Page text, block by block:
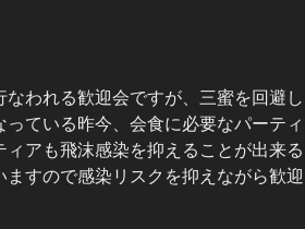
われる歓迎会ですが、三蜜を回避し
ている昨今、会食に必要なパーティ
アも飛沫感染を抑えることが出来る
すので感染リスクを抑えながら歓迎